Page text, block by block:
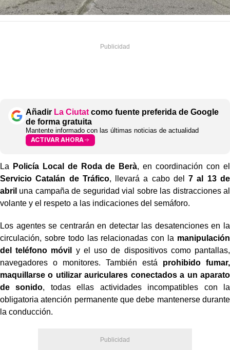
Añadir La Ciutat como fuente preferida de Google
de forma gratuita
Mantente informado con las últimas noticias de actualidad
ACTIVAR AHORA
La Policía Local de Roda de Berà, en coordinación con el
Servicio Catalán de Tráfico, llevará a cabo del7 al 13 de
abril una campaña de seguridad vial sobre las distracciones al
volante y el respeto a las indicaciones del semáforo.
Los agentes se centrarán en detectar las desatenciones en la
circulación, sobre todo las relacionadas con la manipulación
del teléfono móvil
y el uso de dispositivos como pantallas,
navegadores o monitores. También está prohibido fumar,
maquillarse o utilizar auriculares conectados a un aparato
de sonido, todas ellas actividades incompatibles con la
obligatoria atención permanente que debe mantenerse durante
la conducción.